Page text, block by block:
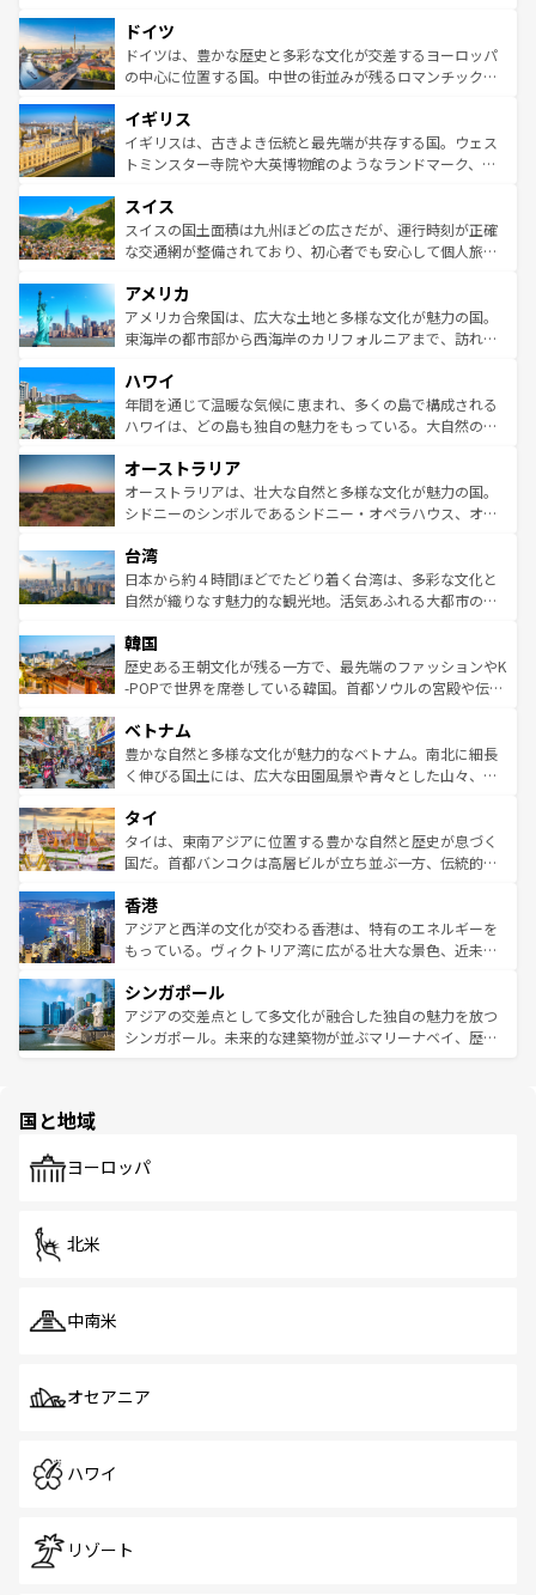
せる。地方によって風土や気候が異なるスペインはその個
性で訪れる人を魅了する。 なお、新着のスペイン情報は コ
ンテンツ一覧を参照してほしい。
で、幅広い魅力が詰まっている。華麗な宮殿、歴史的な大
聖堂、美しいビーチ、そして豊かな自然が、訪れる者を心
から魅了する。また、フランスは美食の国としても知ら
いる。シャンパンの発祥地であるランス、プロヴァンスの
香り高いラベンダー畑など、多彩な楽しみ方が可能だ。さ
らに、パリ以外の地域にも魅力が溢れており、どの街角に
れる地方に足を運ぶとそれぞれで全く異なる文化を体験で
きるだろう。 なお、新着のフランス情報はコンテンツ一覧
を参照してほしい。
ドイツ
ドイツは、豊かな歴史と多彩な文化が交差するヨーロッパ
の中心に位置する国。中世の街並みが残るロマンチック街
顔を持つこの国は、どこを歩いても飽きることがない。ベ
ルリンの文化的活気、バイエルン州のアルプスの絶景、そ
してライン川沿いのワイン畑といった風景は必見。ビール
は、お酒好きな人にはぜひ体験してほしい。 なお、新着の
ドイツ情報はコンテンツ一覧を参照してほしい。
イギリス
イギリスは、古きよき伝統と最先端が共存する国。ウェス
トミンスター寺院や大英博物館のようなランドマーク、歴
リアごとに異なる魅力がある。また、優雅なアフタヌーン
ティー、ビール好きにはたまらない英国パブ、サッカー観
戦など、本場だからこそできる体験も豊富。イギリスを旅
ンツ一覧を参照してほしい。
スイス
スイスの国土面積は九州ほどの広さだが、運行時刻が正確
な交通網が整備されており、初心者でも安心して個人旅行
の建物がそのまま残る町や、スイスならではのユニークな
博物館もあり、アルプス観光だけでなく町歩きも満喫する
ことができる。国民の所得が高いため物価も高いが、旅行
ば市内交通費無料で観光を楽しむこともできる。 なお、新
着のスイス情報はコンテンツ一覧 を参照してほしい。
アメリカ
アメリカ合衆国は、広大な土地と多様な文化が魅力の国。
東海岸の都市部から西海岸のカリフォルニアまで、訪れる
のような巨大都市は、観光、ショッピング、エンターテイ
ンメントが詰まった刺激的なスポットだ。一方、アメリカ
西部には大自然が広がり、グランドキャニオンやイエロー
部のニューオーリンズでは、音楽と美食が融合した独特の
文化が魅力。旅行者はアメリカの各地域で異なる魅力を楽
しみながら、その多様性と豊かな歴史を感じることができ
ならではの贅沢な旅のスタイルだ。 なお、新着のアメリカ
情報はコンテンツ一覧を参照してほしい。
ハワイ
年間を通じて温暖な気候に恵まれ、多くの島で構成される
ハワイは、どの島も独自の魅力をもっている。大自然の神
ワイ島は見逃せない。また、定番の観光地といえばオアフ
島だが、静かな自然を求めるならマウイ島やカウアイ島が
おすすめ。エメラルドグリーンに輝く海をはじめ、豊かな
れるおもてなしの心で訪れる人々を迎えてくれるハワイの
人々、おいしいローカルフードやハワイアンミュージッ
ク、伝統的なフラダンスなど、すべてがハワイの魅力を彩
ワイを、存分に味わってほしい。 なお、新着のハワイ情報
はコンテンツ一覧を参照してほしい。
オーストラリア
オーストラリアは、壮大な自然と多様な文化が魅力の国。
シドニーのシンボルであるシドニー・オペラハウス、オー
リアリーフや大陸中央部にそびえるウルル（エアーズロッ
ク）、タスマニアの美しい原生林やケアンズの熱帯雨林な
ど、見どころがたくさん。また、カフェやワイン、オージ
いる。アクティビティも充実しており、サーフィンやダイ
ビング、ハイキングなど、アウトドア好きにはたまらな
い。オーストラリアの多彩な魅力を存分に味わいつくそ
参照してほしい。
台湾
日本から約４時間ほどでたどり着く台湾は、多彩な文化と
自然が織りなす魅力的な観光地。活気あふれる大都市の台
ン）、静ひつな山岳地帯である台湾東部など、都市の喧騒
と山間の静けさが共存しており、訪れる人に新しい発見と
驚きをもたらしてくれる。また、奥深い台湾の食文化も魅
容にもいいと評判のスイーツなど、バラエティ豊かな料理
が味わえる。 なお、新着の台湾情報は コンテンツ一覧を参
照してほしい。
韓国
歴史ある王朝文化が残る一方で、最先端のファッションやK
-POPで世界を席巻している韓国。首都ソウルの宮殿や伝統
き、地方に足を延ばせば四季折々の自然美を楽しむことが
できる。そして、キムチや焼肉、絶品のストリートフード
まで、さまざまな韓国料理が待っている。夜には、韓国な
リティに包まれながら、韓国の多彩な魅力を心ゆくまで味
わってみてほしい。 なお、新着の韓国情報はコンテンツ一
覧を参照してほしい。
ベトナム
豊かな自然と多様な文化が魅力的なベトナム。南北に細長
く伸びる国土には、広大な田園風景や青々とした山々、世
急速な発展と共に伝統が息づく。ハノイの古い町並みやホ
ーチミン市のフランス統治時代の建物も、独特の雰囲気を
醸し出している。また、バラエティの豊かさとおいしさで
とつ。フォーやバインミー、ベトナムコーヒーなどは、ぜ
ひ現地で味わいたい。どの地域を訪れてもあたたかい人々
が旅行者を迎えてくれるので、きっと忘れられない旅にな
参照してほしい。
タイ
タイは、東南アジアに位置する豊かな自然と歴史が息づく
国だ。首都バンコクは高層ビルが立ち並ぶ一方、伝統的な
の活気が交差している。北部ではチェンマイなどの山岳地
帯で自然と触れ合い、南部ではプーケットやクラビの美し
いビーチでリゾート気分を楽しむことができる。タイ料理
激する。気候は一年中温暖で、どの季節にも異なる楽しみ
が待っている。親しみやすいタイの人々、仏教を中心とし
た文化、そして多様な観光資源が、訪れる旅人を魅了し続
香港
アジアと西洋の文化が交わる香港は、特有のエネルギーを
もっている。ヴィクトリア湾に広がる壮大な景色、近未来
み、どこを訪れても感動するはず。観光スポットが密集し
ており、効率よく見どころを回れるのも魅力。息をのむよ
うな絶景から文化的な体験まで、香港を存分に楽しみ尽く
シンガポール
アジアの交差点として多文化が融合した独自の魅力を放つ
シンガポール。未来的な建築物が並ぶマリーナベイ、歴史
で、ホーカーズは地元の風情を楽しめる外せないスポット
国と地域
ヨーロッパ
北米
中南米
オセアニア
ハワイ
リゾート